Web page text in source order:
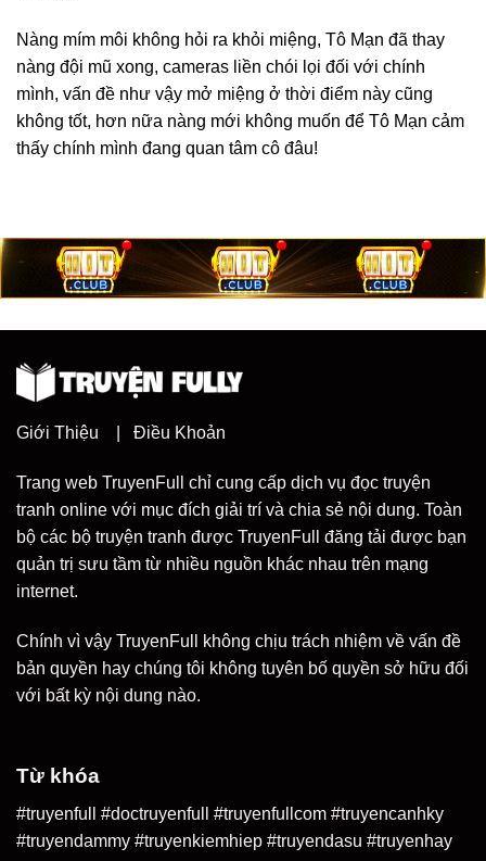
Nàng mím môi không hỏi ra khỏi miệng, Tô Mạn đã thay
nàng đội mũ xong, cameras liền chói lọi đối với chính
mình, vấn đề như vậy mở miệng ở thời điểm này cũng
không tốt, hơn nữa nàng mới không muốn để Tô Mạn cảm
thấy chính mình đang quan tâm cô đâu!
Giới Thiệu Điều Khoản
Trang web TruyenFull chỉ cung cấp dịch vụ đọc truyện
tranh online với mục đích giải trí và chia sẻ nội dung. Toàn
bộ các bộ truyện tranh được TruyenFull đăng tải được bạn
quản trị sưu tầm từ nhiều nguồn khác nhau trên mạng
internet.
Chính vì vậy TruyenFull không chịu trách nhiệm về vấn đề
bản quyền hay chúng tôi không tuyên bố quyền sở hữu đối
với bất kỳ nội dung nào.
Từ khóa
#truyenfull #doctruyenfull #truyenfullcom #truyencanhky
#truyendammy #truyenkiemhiep #truyendasu #truyenhay